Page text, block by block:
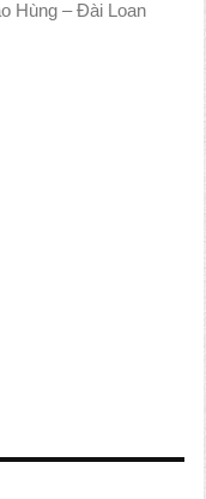
Hùng – Đài Loan